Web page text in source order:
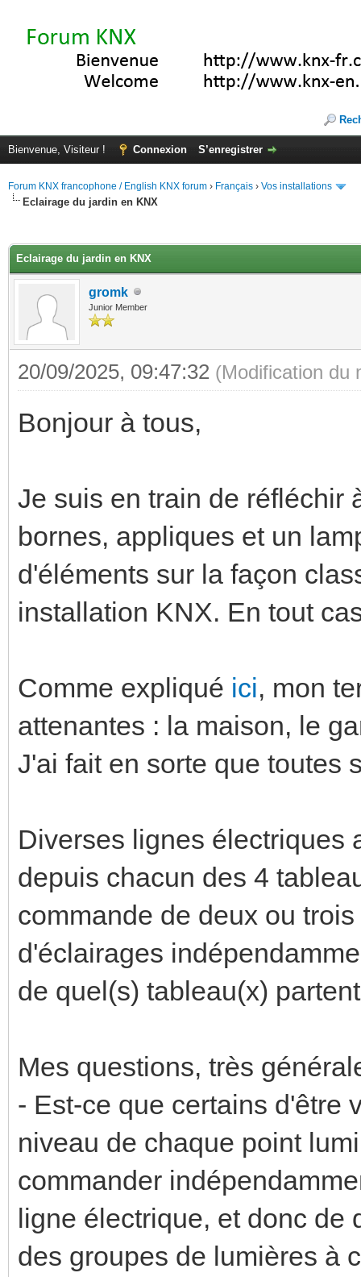
Bienvenue, Visiteur ! Connexion S’enregistrer
Forum KNX francophone / English KNX forum › Français › Vos installations
Eclairage du jardin en KNX
Eclairage du jardin en KNX
gromk
Junior Member
20/09/2025, 09:47:32 (Modification du
Bonjour à tous,
Je suis en train de réfléchir
bornes, appliques et un
d'éléments sur la façon
installation KNX. En tout
Comme expliqué ici, mon
attenantes : la maison, le
J'ai fait en sorte que toutes
Diverses lignes électriques
depuis chacun des 4
commande de deux ou
d'éclairages
de quel(s) tableau(x)
Mes questions, très
- Est-ce que certains d'être
niveau de chaque point
commander
ligne électrique, et donc de
des groupes de lumières à